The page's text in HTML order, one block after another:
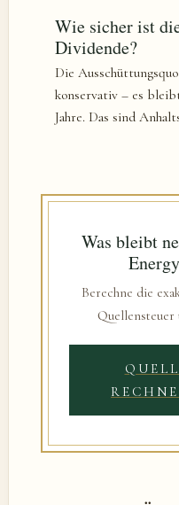
Wie sicher ist
Dividende?
Die
konservativ – es
Jahre. Das sind
Was bleibt
Berechne die
Quellensteuer